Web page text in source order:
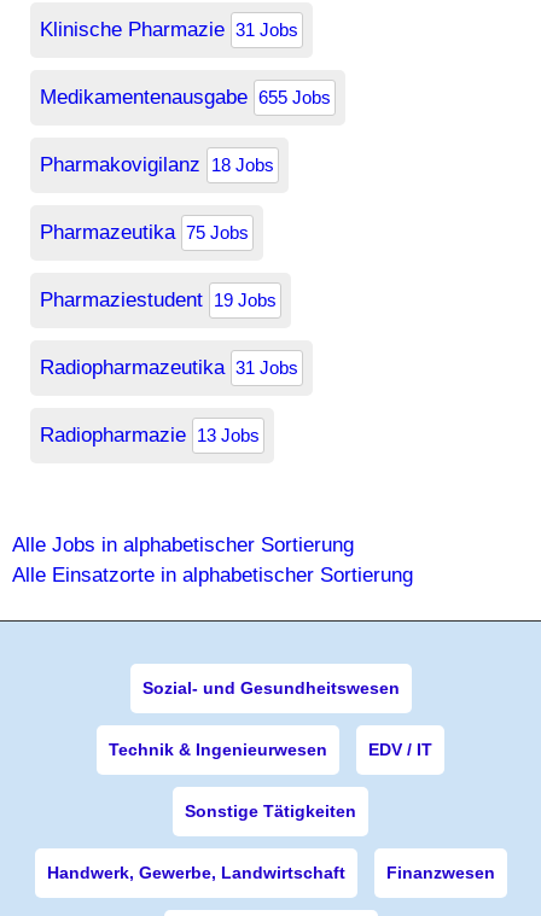
Klinische Pharmazie 31 Jobs
Medikamentenausgabe 655 Jobs
Pharmakovigilanz 18 Jobs
Pharmazeutika 75 Jobs
Pharmaziestudent 19 Jobs
Radiopharmazeutika 31 Jobs
Radiopharmazie 13 Jobs
Alle Jobs in alphabetischer Sortierung
Alle Einsatzorte in alphabetischer Sortierung
Sozial- und Gesundheitswesen
Technik & Ingenieurwesen EDV / IT
Sonstige Tätigkeiten
Handwerk, Gewerbe, Landwirtschaft Finanzwesen